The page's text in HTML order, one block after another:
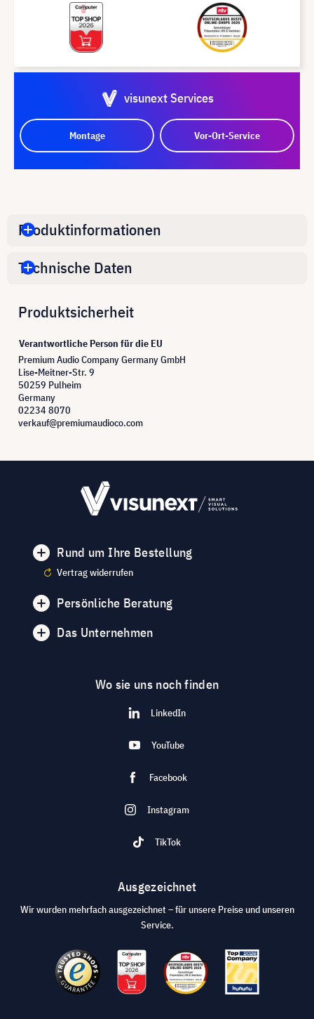
visunext Services
Montage Vor-Ort-Service
Produktinformationen
Technische Daten
Produktsicherheit
Verantwortliche Person für die EU
Premium Audio Company Germany GmbH
Lise-Meitner-Str. 9
50259 Pulheim
Germany
02234 8070
verkauf@premiumaudioco.com
Rund um Ihre Bestellung
Vertrag widerrufen
Persönliche Beratung
Das Unternehmen
Wo sie uns noch finden
LinkedIn
YouTube
Facebook
Instagram
TikTok
Ausgezeichnet
Wir wurden mehrfach ausgezeichnet – für unsere Preise und unseren
Service.